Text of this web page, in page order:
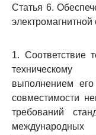
Статья 6.
1. Соответствие
техническому
выполнением его
совместимости
требований